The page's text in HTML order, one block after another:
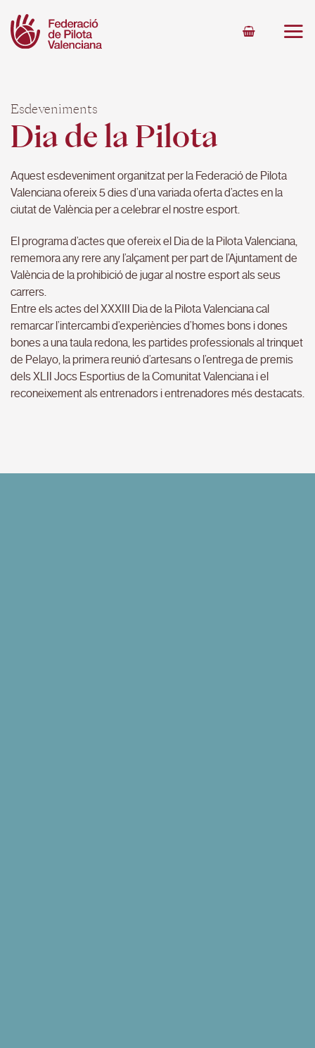
content
Esdeveniments
Dia de la Pilota
Aquest esdeveniment organitzat per la Federació de Pilota
Valenciana ofereix 5 dies d’una variada oferta d’actes en la
ciutat de València per a celebrar el nostre esport.
El programa d’actes que ofereix el Dia de la Pilota Valenciana,
rememora any rere any l’alçament per part de l’Ajuntament de
València de la prohibició de jugar al nostre esport als seus
carrers.
Entre els actes del XXXIII Dia de la Pilota Valenciana cal
remarcar l’intercambi d’experiències d’homes bons i dones
bones a una taula redona, les partides professionals al trinquet
de Pelayo, la primera reunió d’artesans o l’entrega de premis
dels XLII Jocs Esportius de la Comunitat Valenciana i el
reconeixement als entrenadors i entrenadores més destacats.